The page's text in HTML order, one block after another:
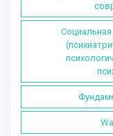
Социальная